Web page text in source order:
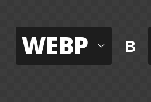
WEBP в